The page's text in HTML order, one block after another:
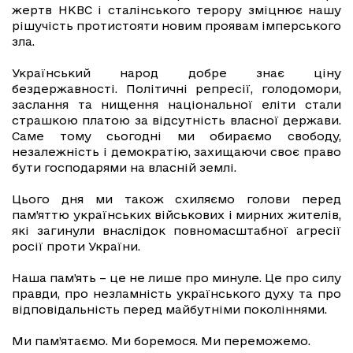
жертв НКВС і сталінського терору зміцнює нашу
рішучість протистояти новим проявам імперського
зла.
Український народ добре знає ціну
бездержавності. Політичні репресії, голодомори,
заслання та нищення національної еліти стали
страшкою платою за відсутність власної держави.
Саме тому сьогодні ми обираємо свободу,
незалежність і демократію, захищаючи своє право
бути господарями на власній землі.
Цього дня ми також схиляємо голови перед
пам’яттю українських військових і мирних жителів,
які загинули внаслідок повномасштабної агресії
росії проти України.
Наша пам’ять – це не лише про минуле. Це про силу
правди, про незламність українського духу та про
відповідальність перед майбутніми поколіннями.
Ми пам’ятаємо. Ми боремося. Ми переможемо.